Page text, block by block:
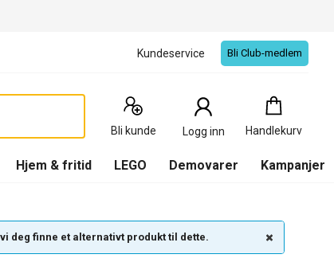
Kundeservice Bli Club-medlem
Bli kunde Logg inn Handlekurv
Handlekurv
0
Produkter
Hjem & fritid LEGO Demovarer Kampanjer
deg finne et alternativt produkt til dette.